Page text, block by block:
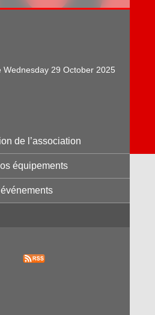
29 October 2025
de l’association
équipements